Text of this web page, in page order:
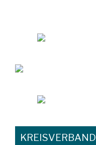
KREISVERBAND